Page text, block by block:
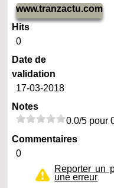
www.tranzactu.com
Hits
0
Date de
validation
17-03-2018
Notes
0.0/5 pour
Commentaires
0
Reporter un
une erreur